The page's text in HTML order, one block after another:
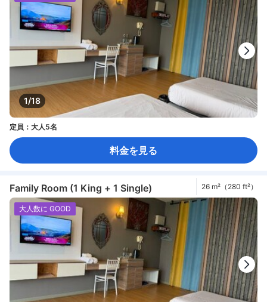
1/18
定員：大人5名
料金を見る
Family Room (1 King + 1 Single) 26 m²（280 ft²）
大人数に GOOD